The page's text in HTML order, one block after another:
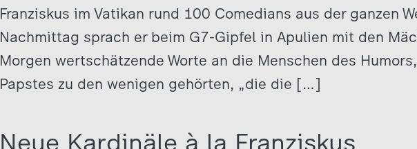
Franziskus im Vatikan rund 100 Comedians aus der ganzen
Nachmittag sprach er beim G7-Gipfel in Apulien mit den
Morgen wertschätzende Worte an die Menschen des
Papstes zu den wenigen gehörten, „die die […]
Neue Kardinäle à la Franziskus